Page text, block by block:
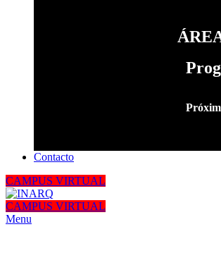
Contacto
CAMPUS VIRTUAL
CAMPUS VIRTUAL
Menu